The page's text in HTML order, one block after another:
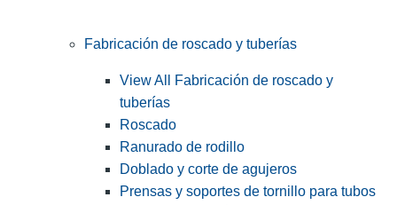
Fabricación de roscado y tuberías
View All Fabricación de roscado y
tuberías
Roscado
Ranurado de rodillo
Doblado y corte de agujeros
Prensas y soportes de tornillo para tubos